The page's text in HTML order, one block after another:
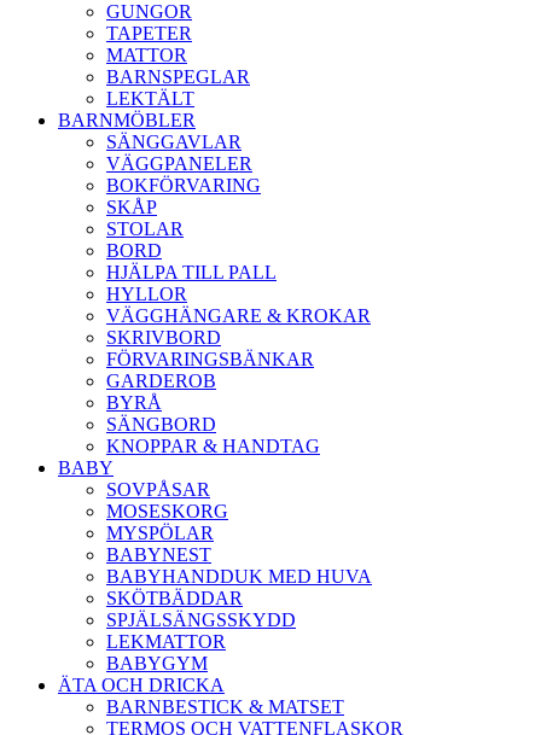
GUNGOR
TAPETER
MATTOR
BARNSPEGLAR
LEKTÄLT
BARNMÖBLER
SÄNGGAVLAR
VÄGGPANELER
BOKFÖRVARING
SKÅP
STOLAR
BORD
HJÄLPA TILL PALL
HYLLOR
VÄGGHÄNGARE & KROKAR
SKRIVBORD
FÖRVARINGSBÄNKAR
GARDEROB
BYRÅ
SÄNGBORD
KNOPPAR & HANDTAG
BABY
SOVPÅSAR
MOSESKORG
MYSPÖLAR
BABYNEST
BABYHANDDUK MED HUVA
SKÖTBÄDDAR
SPJÄLSÄNGSSKYDD
LEKMATTOR
BABYGYM
ÄTA OCH DRICKA
BARNBESTICK & MATSET
TERMOS OCH VATTENFLASKOR